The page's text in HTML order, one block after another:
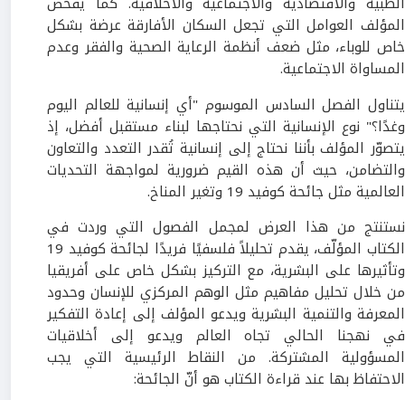
المؤلف العوامل التي تجعل السكان الأفارقة عرضة بشكل
خاص للوباء، مثل ضعف أنظمة الرعاية الصحية والفقر وعدم
المساواة الاجتماعية.
يتناول الفصل السادس الموسوم "أي إنسانية للعالم اليوم
وغدًا؟" نوع الإنسانية التي نحتاجها لبناء مستقبل أفضل، إذ
يتصوّر المؤلف بأننا نحتاج إلى إنسانية تُقدر التعدد والتعاون
والتضامن، حيث أن هذه القيم ضرورية لمواجهة التحديات
العالمية مثل جائحة كوفيد 19 وتغير المناخ.
نستنتج من هذا العرض لمجمل الفصول التي وردت في
الكتاب المؤلّف، يقدم تحليلاً فلسفيًا فريدًا لجائحة كوفيد 19
وتأثيرها على البشرية، مع التركيز بشكل خاص على أفريقيا
من خلال تحليل مفاهيم مثل الوهم المركزي للإنسان وحدود
المعرفة والتنمية البشرية ويدعو المؤلف إلى إعادة التفكير
في نهجنا الحالي تجاه العالم ويدعو إلى أخلاقيات
المسؤولية المشتركة. من النقاط الرئيسية التي يجب
الاحتفاظ بها عند قراءة الكتاب هو أنّ الجائحة: